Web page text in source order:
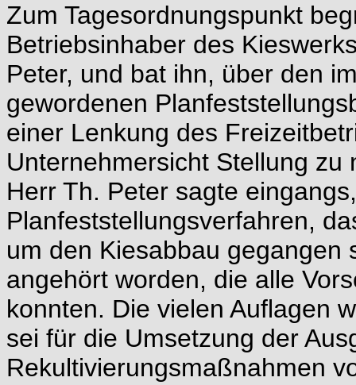
Zum Tagesordnungspunkt
Betriebsinhaber des
Peter, und bat ihn, über den
gewordenen
einer Lenkung des
Unternehmersicht Stellung zu
Herr Th. Peter sagte
Planfeststellungsverfahren,
um den Kiesabbau gegangen
angehört worden, die alle
konnten. Die vielen Auflagen
sei für die Umsetzung der
Rekultivierungsmaßnahmen